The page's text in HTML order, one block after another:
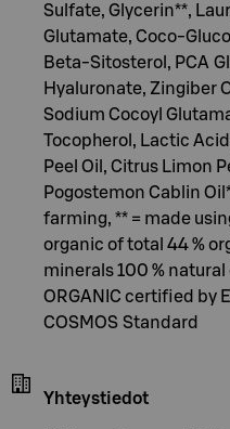
Sulfate, Glycerin**,
Glutamate, Coco-
Beta-Sitosterol, PCA
Hyaluronate, Zingiber
Sodium Cocoyl
Tocopherol, Lactic
Peel Oil, Citrus Limon
Pogostemon Cablin
farming, ** = made
organic of total 44 %
minerals 100 %
ORGANIC certified by
COSMOS Standard
Yhteystiedot